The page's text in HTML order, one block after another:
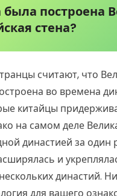
была построена
стена?
считают, что
во времена
китайцы
на самом деле
династией за один
и
династий.